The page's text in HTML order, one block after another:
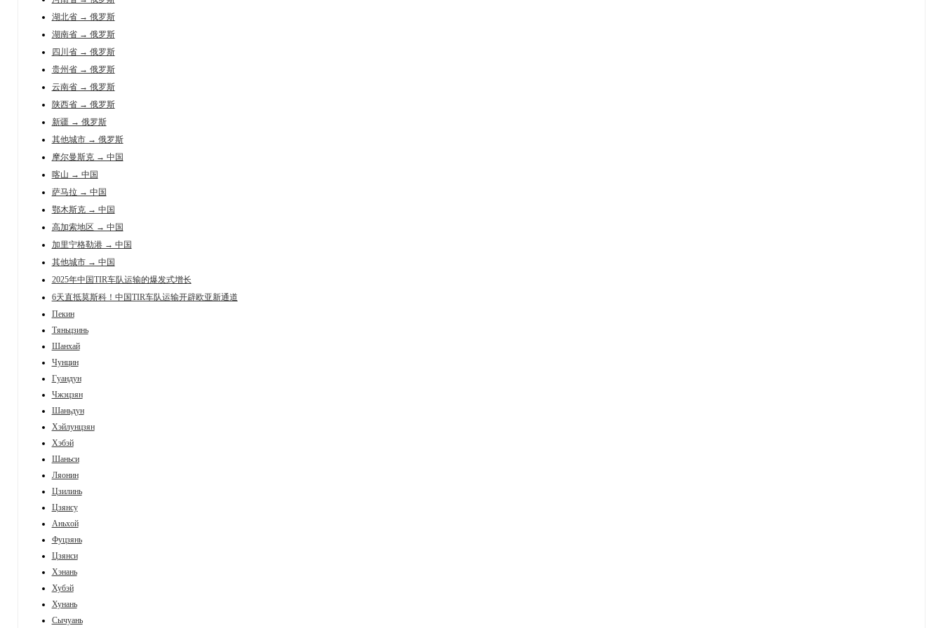
湖北省 → 俄罗斯
湖南省 → 俄罗斯
四川省 → 俄罗斯
贵州省 → 俄罗斯
云南省 → 俄罗斯
陕西省 → 俄罗斯
新疆 → 俄罗斯
其他城市 → 俄罗斯
摩尔曼斯克 → 中国
喀山 → 中国
萨马拉 → 中国
鄂木斯克 → 中国
高加索地区 → 中国
加里宁格勒港 → 中国
其他城市 → 中国
2025年中国TIR车队运输的爆发式增长
6天直抵莫斯科！中国TIR车队运输开辟欧亚新通道
Пекин
Тяньцзинь
Шанхай
Чунцин
Гуандун
Чжэцзян
Шаньдун
Хэйлунцзян
Хэбэй
Шаньси
Ляонин
Цзилинь
Цзянсу
Аньхой
Фуцзянь
Цзянси
Хэнань
Хубэй
Хунань
Сычуань